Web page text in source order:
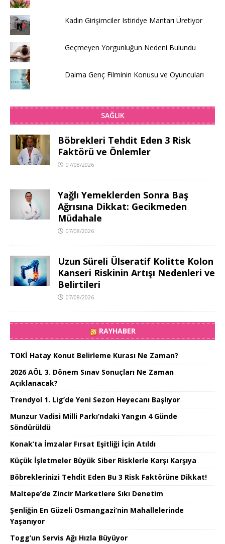
Kadın Girişimciler Istiridye Mantarı Üretiyor
Geçmeyen Yorgunluğun Nedeni Bulundu
Daima Genç Filminin Konusu ve Oyuncuları
SAĞLIK
Böbrekleri Tehdit Eden 3 Risk
Faktörü ve Önlemler
07/08/2026
Yağlı Yemeklerden Sonra Baş
Ağrısına Dikkat: Gecikmeden
Müdahale
07/08/2026
Uzun Süreli Ülseratif Kolitte Kolon
Kanseri Riskinin Artışı Nedenleri ve
Belirtileri
07/08/2026
RAYHABER
TOKİ Hatay Konut Belirleme Kurası Ne Zaman?
2026 AÖL 3. Dönem Sınav Sonuçları Ne Zaman
Açıklanacak?
Trendyol 1. Lig’de Yeni Sezon Heyecanı Başlıyor
Munzur Vadisi Milli Parkı’ndaki Yangın 4 Günde
Söndürüldü
Konak’ta İmzalar Fırsat Eşitliği İçin Atıldı
Küçük İşletmeler Büyük Siber Risklerle Karşı Karşıya
Böbreklerinizi Tehdit Eden Bu 3 Risk Faktörüne Dikkat!
Maltepe’de Zincir Marketlere Sıkı Denetim
Şenliğin En Güzeli Osmangazi’nin Mahallelerinde
Yaşanıyor
Togg’un Servis Ağı Hızla Büyüyor